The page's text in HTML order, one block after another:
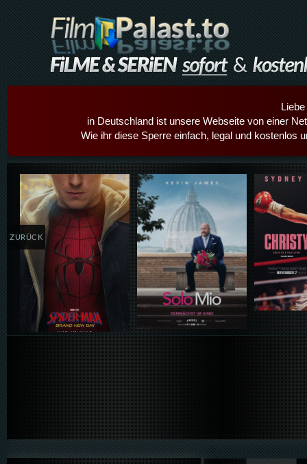
in Deutschland ist unsere Webseite von einer
Wie ihr diese Sperre einfach, legal und kostenlos
Details,Play Details,Play
ZURÜCK